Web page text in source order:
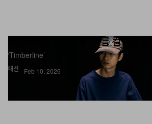
패션
예스아이씨 2026 봄, 여름 컬렉션 공개
‘Timberline’
Feb 10, 2026